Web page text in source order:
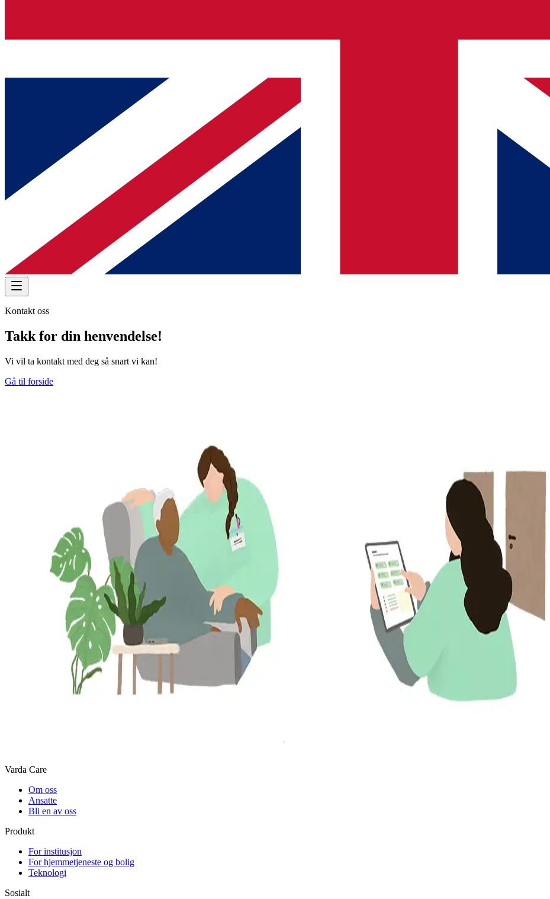
Kontakt oss
Takk for din henvendelse!
Vi vil ta kontakt med deg så snart vi kan!
Gå til forside
Varda Care
Om oss
Ansatte
Bli en av oss
Produkt
For institusjon
For hjemmetjeneste og bolig
Teknologi
Sosialt